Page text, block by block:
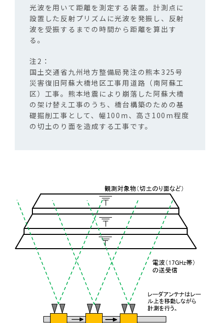
光波を用いて距離を測定する装置。計測点に
設置した反射プリズムに光波を発振し、反射
波を受振するまでの時間から距離を算出す
る。
国土交通省九州地方整備局発注の熊本325号
災害復旧阿蘇大橋地区工事用道路（南阿蘇工
区）工事。熊本地震により崩落した阿蘇大橋
の架け替え工事のうち、橋台構築のための基
礎掘削工事として、幅100m、高さ100m程度
の切土のり面を造成する工事です。